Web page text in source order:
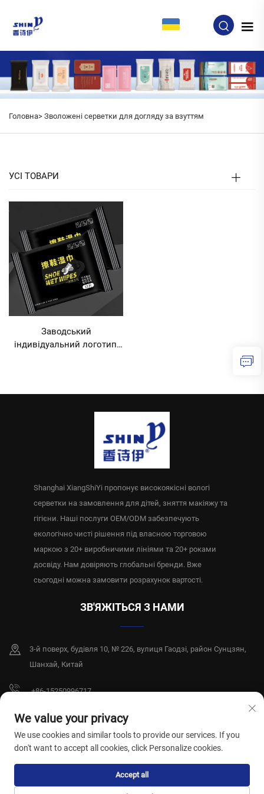
Головна> Зволожені серветки для догляду за взуттям
УСІ ТОВАРИ
Заводський
індивідуальний логотип,
взуття, спортивного
взуття, білого взуття MOQ
Shanghai XiangShiYi пропонує високоякісні вологі
серветки на замовлення для дітей, зняття макіяжу та
гігієни. Наші послуги OEM/ODM забезпечують
екологічно чисті рішення під власною торговою
маркою з 20+ виробничими лініями та 20+ роками
досвіду. Нам довіряють глобальні бренди. Вже
сьогодні можна замовити розрахунок вартості.
ЗВ'ЯЖІТЬСЯ З НАМИ
3-й поверх, будівля 10, № 226, вулиця Гаодзі, район Сунцзян,
Шанхай, Китай
+86-15250996717
[email protected]
Авторські права © 2026, компанія Shanghai Xiangshiyi Hygiene Products
Co., Ltd. Всі права захищені. Політика конфіденційності
We value your privacy
We use cookies and similar tools to provide our services. If you
don't want to accept all cookies, click Personalize cookies.
Accept all